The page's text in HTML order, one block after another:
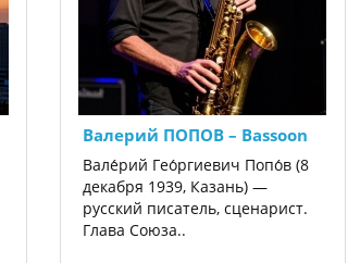
Валерий ПОПОВ ‎– Bassoon
Вале́рий Гео́ргиевич Попо́в (8
декабря 1939, Казань) —
русский писатель, сценарист.
Глава Союза..